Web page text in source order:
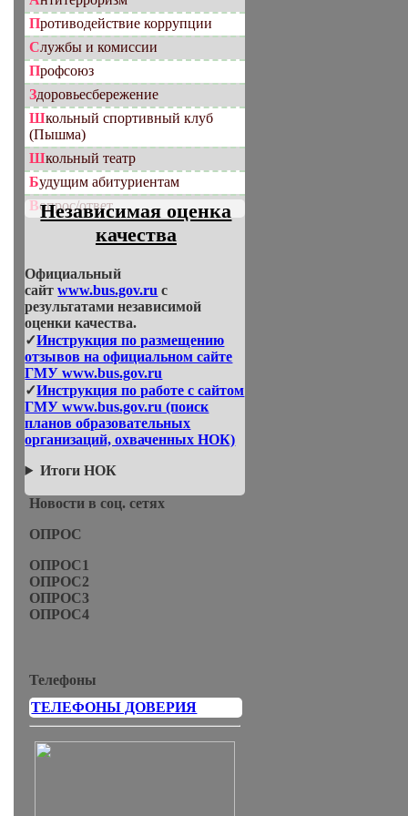
Противодействие коррупции
Службы и комиссии
Профсоюз
Здоровьесбережение
Школьный спортивный клуб
(Пышма)
Школьный театр
Будущим абитуриентам
Вопрос/ответ
Независимая оценка
качества
Официальный
сайтwww.bus.gov.ru с
результатами независимой
оценки качества.
✓Инструкция по размещению
отзывов на официальном сайте
ГМУ www.bus.gov.ru
✓Инструкция по работе с сайтом
ГМУ www.bus.gov.ru (поиск
планов образовательных
организаций, охваченных НОК)
Итоги НОК
Новости в соц. сетях
ОПРОС
ОПРОС1
ОПРОС2
ОПРОС3
ОПРОС4
Телефоны
ТЕЛЕФОНЫ ДОВЕРИЯ